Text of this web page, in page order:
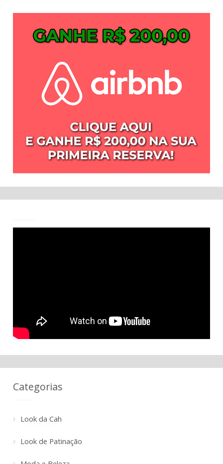
Categorias
Look da Cah
Look de Patinação